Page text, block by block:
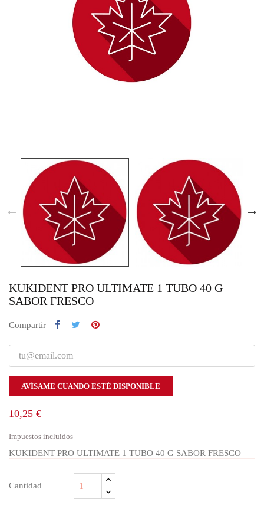
KUKIDENT PRO ULTIMATE 1 TUBO 40 G
SABOR FRESCO
Compartir
AVÍSAME CUANDO ESTÉ DISPONIBLE
10,25 €
Impuestos incluidos
KUKIDENT PRO ULTIMATE 1 TUBO 40 G SABOR FRESCO
Cantidad